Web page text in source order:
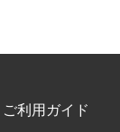
ご利用ガイド